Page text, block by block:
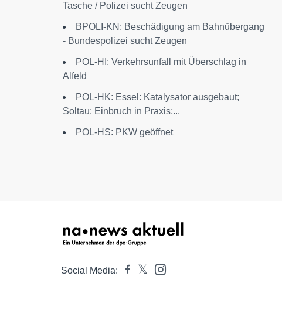
Tasche / Polizei sucht Zeugen
BPOLI-KN: Beschädigung am Bahnübergang
- Bundespolizei sucht Zeugen
POL-HI: Verkehrsunfall mit Überschlag in
Alfeld
POL-HK: Essel: Katalysator ausgebaut;
Soltau: Einbruch in Praxis;...
POL-HS: PKW geöffnet
Social Media: